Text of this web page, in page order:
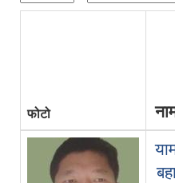
फोटो